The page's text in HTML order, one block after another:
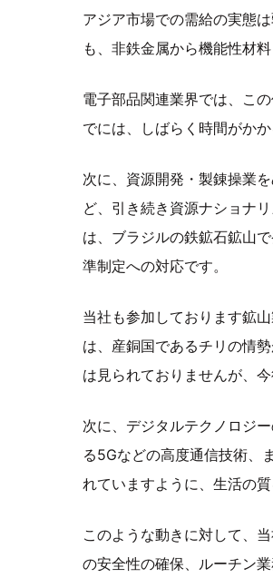
アジア市場での需給の実態
も、非鉄金属から機能性材
電子部品関連業界では、こ
でには、しばらく時間がか
次に、資源開発・製錬操業
ど、引き続き資源ナショナ
は、ブラジルの鉄鉱石鉱山
準制定への対応です。
当社も参加しております鉱
は、産銅国であるチリの情
は見られておりませんが、
次に、デジタルテクノロジ
る5Gなどの高度通信技術、
れていますように、生活の
このような動きに対して、
の安全性の確保、ルーチン